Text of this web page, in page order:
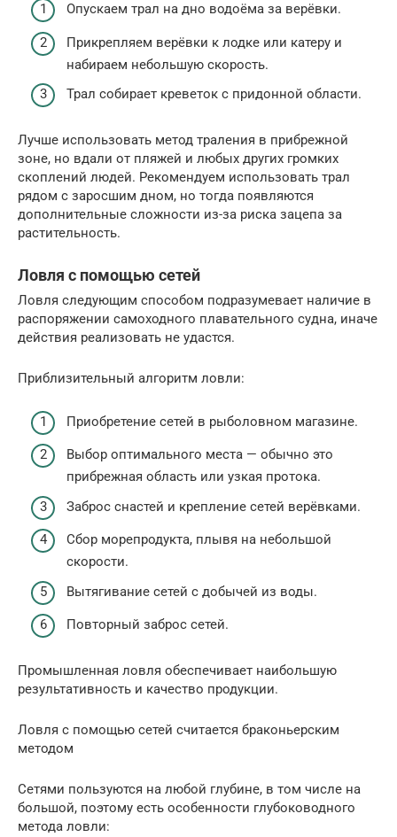
Опускаем трал на дно водоёма за верёвки.
Прикрепляем верёвки к лодке или катеру и
набираем небольшую скорость.
Трал собирает креветок с придонной области.
Лучше использовать метод траления в прибрежной
зоне, но вдали от пляжей и любых других громких
скоплений людей. Рекомендуем использовать трал
рядом с заросшим дном, но тогда появляются
дополнительные сложности из-за риска зацепа за
растительность.
Ловля с помощью сетей
Ловля следующим способом подразумевает наличие в
распоряжении самоходного плавательного судна, иначе
действия реализовать не удастся.
Приблизительный алгоритм ловли:
Приобретение сетей в рыболовном магазине.
Выбор оптимального места — обычно это
прибрежная область или узкая протока.
Заброс снастей и крепление сетей верёвками.
Сбор морепродукта, плывя на небольшой
скорости.
Вытягивание сетей с добычей из воды.
Повторный заброс сетей.
Промышленная ловля обеспечивает наибольшую
результативность и качество продукции.
Ловля с помощью сетей считается браконьерским
методом
Сетями пользуются на любой глубине, в том числе на
большой, поэтому есть особенности глубоководного
метода ловли: